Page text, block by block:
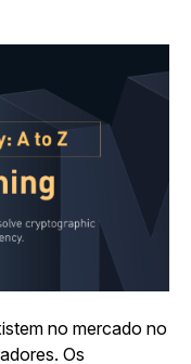
no mercado no
Os